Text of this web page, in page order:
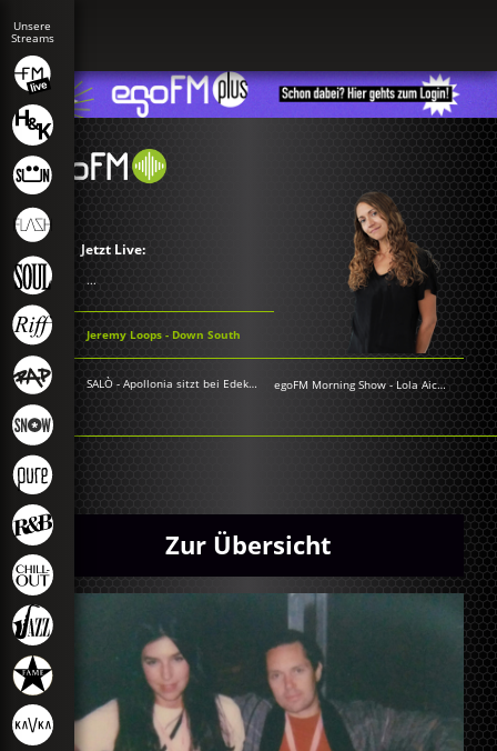
Jetzt Live:
...
Jeremy Loops - Down South
SALÒ - Apollonia sitzt bei Edeka an der Kassa egoFM Morning Show - Lola Aichner
Zur Übersicht